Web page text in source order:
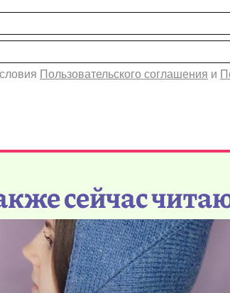
Пользовательского соглашения и
сейчас